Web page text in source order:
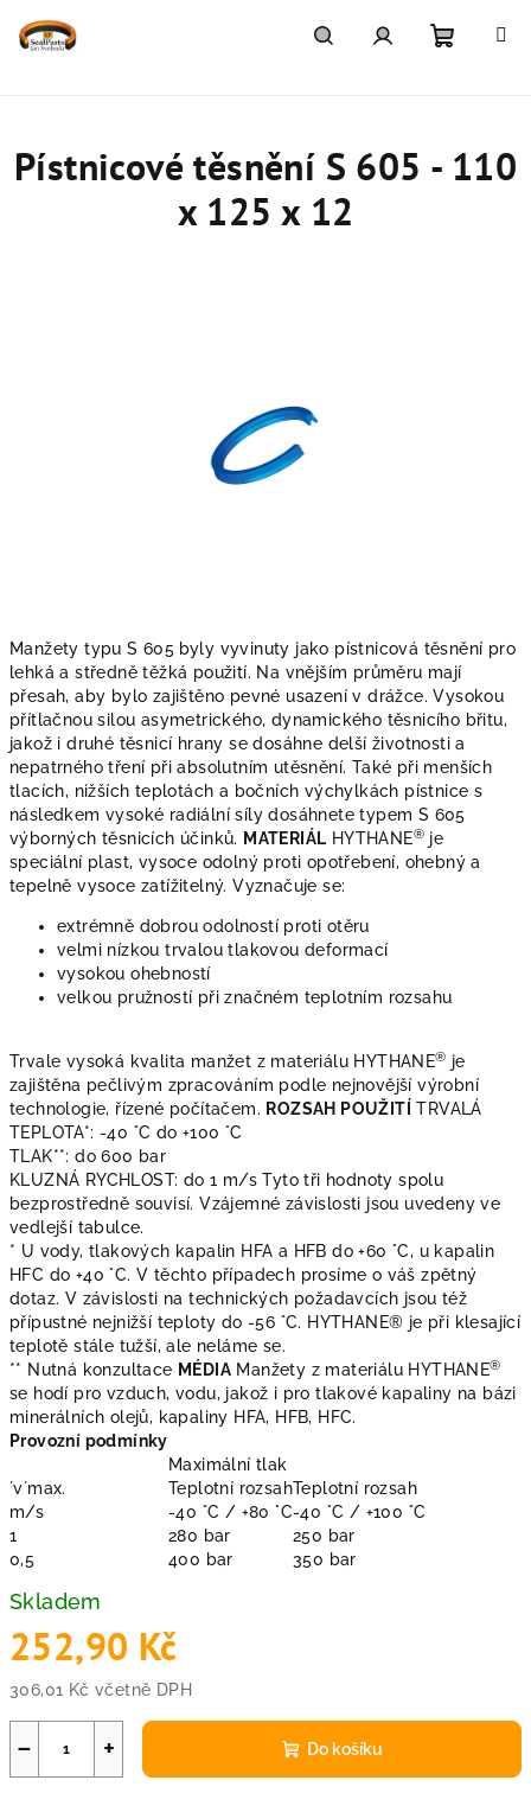
Manžety typu S 605 byly vyvinuty jako pístnicová těsnění pro
lehká a středně těžká použití. Na vnějším průměru mají
přesah, aby bylo zajištěno pevné usazení v drážce. Vysokou
přítlačnou silou asymetrického, dynamického těsnicího břitu,
jakož i druhé těsnicí hrany se dosáhne delší životnosti a
nepatrného tření při absolutním utěsnění. Také při menších
tlacích, nižších teplotách a bočních výchylkách pístnice s
následkem vysoké radiální síly dosáhnete typem S 605
výborných těsnicích účinků. MATERIÁL HYTHANE® je
speciální plast, vysoce odolný proti opotřebení, ohebný a
tepelně vysoce zatížitelný. Vyznačuje se:
extrémně dobrou odolností proti otěru
velmi nízkou trvalou tlakovou deformací
vysokou ohebností
velkou pružností při značném teplotním rozsahu
Trvale vysoká kvalita manžet z materiálu HYTHANE® je
zajištěna pečlivým zpracováním podle nejnovější výrobní
technologie, řízené počítačem. ROZSAH POUŽITÍ TRVALÁ
TEPLOTA*: -40 °C do +100 °C
TLAK**: do 600 bar
KLUZNÁ RYCHLOST: do 1 m/s Tyto tři hodnoty spolu
bezprostředně souvisí. Vzájemné závislosti jsou uvedeny ve
vedlejší tabulce.
* U vody, tlakových kapalin HFA a HFB do +60 °C, u kapalin
HFC do +40 °C. V těchto případech prosíme o váš zpětný
dotaz. V závislosti na technických požadavcích jsou též
přípustné nejnižší teploty do -56 °C. HYTHANE® je při klesající
teplotě stále tužší, ale neláme se.
** Nutná konzultace MÉDIA Manžety z materiálu HYTHANE®
se hodí pro vzduch, vodu, jakož i pro tlakové kapaliny na bázi
minerálních olejů, kapaliny HFA, HFB, HFC.
Provozní podmínky
Maximální tlak
´v´max.
Teplotní rozsahTeplotní rozsah
m/s
-40 °C / +80 °C-40 °C / +100 °C
1
280 bar
250 bar
0,5
400 bar 350 bar
Skladem
252,90 Kč
306,01 Kč včetně DPH
+
− Do košíku
Pístnicové těsnění S 605 - 110
x 125 x 12